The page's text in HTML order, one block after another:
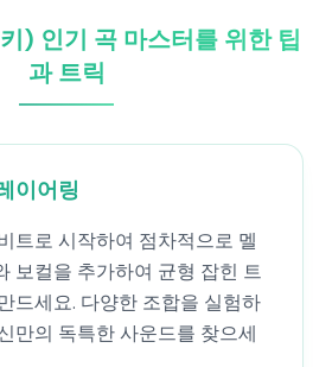
) 인기 곡 마스터를 위한 팁
과 트릭
이어링
트로 시작하여 점차적으로 멜
보컬을 추가하여 균형 잡힌 트
드세요. 다양한 조합을 실험하
만의 독특한 사운드를 찾으세